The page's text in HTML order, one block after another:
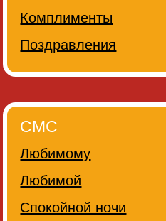
Комплименты
Поздравления
СМС
Любимому
Любимой
Спокойной ночи